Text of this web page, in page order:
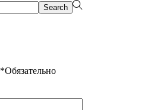
Search
*Обязательно